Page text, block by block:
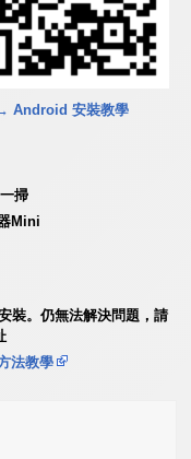
Android 安裝教學
掃
Mini
裝。仍無法解決問題，請
法教學